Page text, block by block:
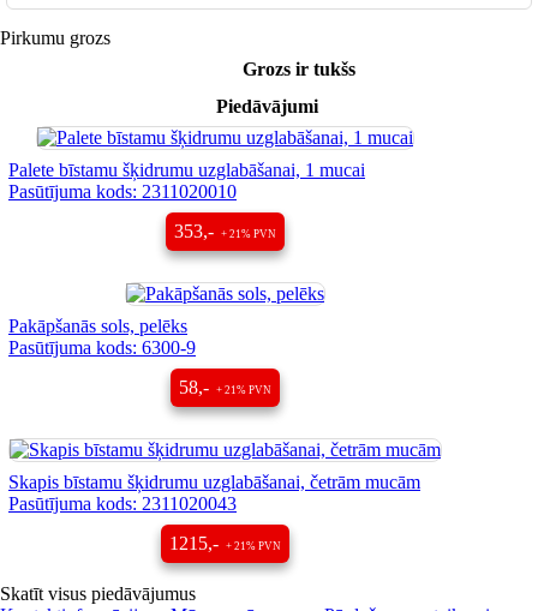
Pirkumu grozs
Grozs ir tukšs
Piedāvājumi
Palete bīstamu šķidrumu uzglabāšanai, 1 mucai
Pasūtījuma kods: 2311020010
353,- + 21% PVN
Pakāpšanās sols, pelēks
Pasūtījuma kods: 6300-9
58,- + 21% PVN
Skapis bīstamu šķidrumu uzglabāšanai, četrām mucām
Pasūtījuma kods: 2311020043
1215,- + 21% PVN
Skatīt visus piedāvājumus